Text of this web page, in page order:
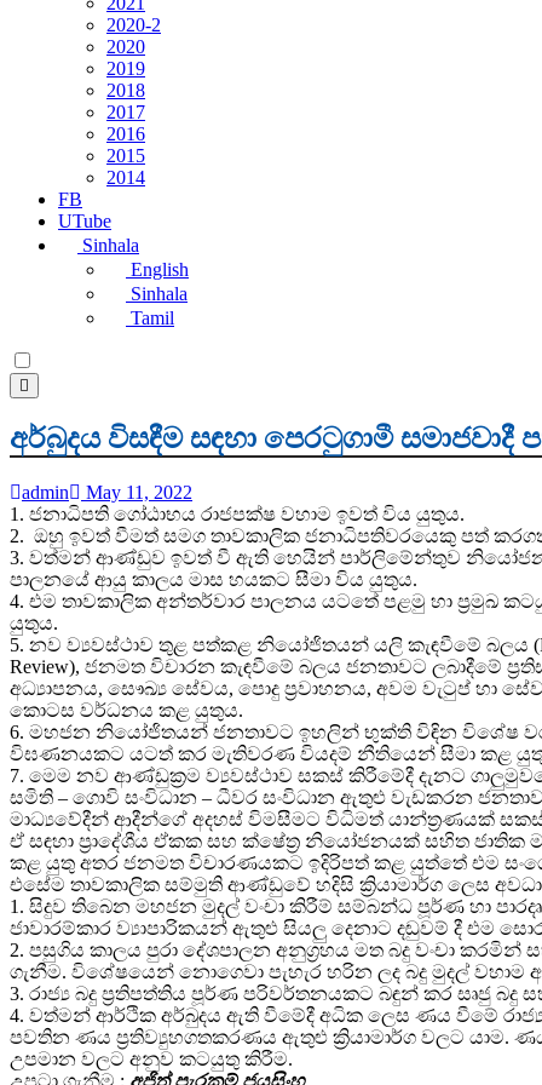
2020-2
2020
2019
2018
2017
2016
2015
2014
FB
UTube
Sinhala
English
Sinhala
Tamil
අර්බුදය විසඳීම සඳහා පෙරටුගාමී
admin
May 11, 2022
1. ජනාධිපති ගෝඨාභය රාජපක්ෂ වහාම ඉවත් විය යුතුය.
2. ඔහු ඉවත් වීමත් සමග තාවකාලික ජනාධිපතිවරයෙකු පත්
3. වත්මන් ආණ්ඩුව ඉවත් වී ඇති හෙයින් පාර්ලිමේන්තුව
පාලනයේ ආයු කාලය මාස හයකට සීමා විය යුතුය.
4. එම තාවකාලික අන්තර්වාර පාලනය යටතේ පළමු හා
යුතුය.
5. නව ව්‍යවස්ථාව තුළ පත්කළ නියෝජිතයන් යලි කැඳවීමේ බලය
Review), ජනමත විචාරන කැඳවීමේ බලය ජනතාවට ලබාදීමේ
අධ්‍යාපනය, සෞඛ්‍ය සේවය, පොදු ප්‍රවාහනය, අවම වැටුප් හා
කොටස වර්ධනය කළ යුතුය.
6. මහජන නියෝජිතයන් ජනතාවට ඉහලින් භුක්ති විඳින විශේෂ
විඝණනයකට යටත් කර මැතිවරණ වියදම් නීතියෙන් සීමා කළ
7. මෙම නව ආණ්ඩුක්‍රම ව්‍යවස්ථාව සකස් කිරීමේදී දැනට
සමිති – ගොවි සංවිධාන – ධීවර සංවිධාන ඇතුළු වැඩකරන
මාධ්‍යවේදීන් ආදීන්ගේ අදහස් විමසීමට විධිමත් යාන්ත්‍රණයක්
ඒ සඳහා ප්‍රාදේශීය ඒකක සහ ක්ෂේත්‍ර නියෝජනයක් සහිත
කළ යුතු අතර ජනමත විචාරණයකට ඉදිරිපත් කළ යුත්තේ එම
එසේම තාවකාලික සම්මුති ආණ්ඩුවේ හදිසි ක්‍රියාමාර්ග ලෙස
1. සිදුව තිබෙන මහජන මුදල් වංචා කිරීම් සම්බන්ධ පූර්ණ හා
ජාවාරම්කාර ව්‍යාපාරිකයන් ඇතුළු සියලු දෙනාට දඬුවම් දී එම
2. පසුගිය කාලය පුරා දේශපාලන අනුග්‍රහය මත බදු වංචා
ගැනීම. විශේෂයෙන් නොගෙවා පැහැර හරින ලද බදු මුදල්
3. රාජ්‍ය බදු ප්‍රතිපත්තිය පූර්ණ පරිවර්තනයකට බඳුන් කර සෘජු බදු
4. වත්මන් ආර්ථික අර්බුදය ඇති වීමේදී අධික ලෙස ණය වීමේ
පවතින ණය ප්‍රතිව්‍යුහගතකරණය ඇතුළු ක්‍රියාමාර්ග වලට යාම.
උපමාන වලට අනුව කටයුතු කිරීම.